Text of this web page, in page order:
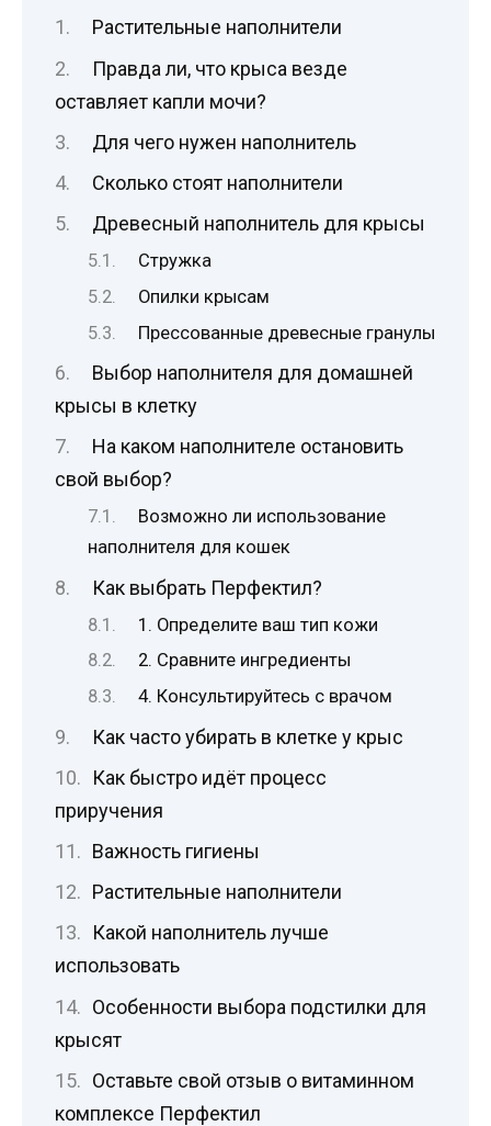
Растительные наполнители
Правда ли, что крыса везде
оставляет капли мочи?
Для чего нужен наполнитель
Сколько стоят наполнители
Древесный наполнитель для крысы
Стружка
Опилки крысам
Прессованные древесные гранулы
Выбор наполнителя для домашней
крысы в клетку
На каком наполнителе остановить
свой выбор?
Возможно ли использование
наполнителя для кошек
Как выбрать Перфектил?
1. Определите ваш тип кожи
2. Сравните ингредиенты
4. Консультируйтесь с врачом
Как часто убирать в клетке у крыс
Как быстро идёт процесс
приручения
Важность гигиены
Растительные наполнители
Какой наполнитель лучше
использовать
Особенности выбора подстилки для
крысят
Оставьте свой отзыв о витаминном
комплексе Перфектил